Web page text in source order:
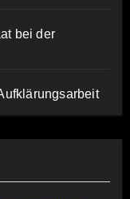
bei der